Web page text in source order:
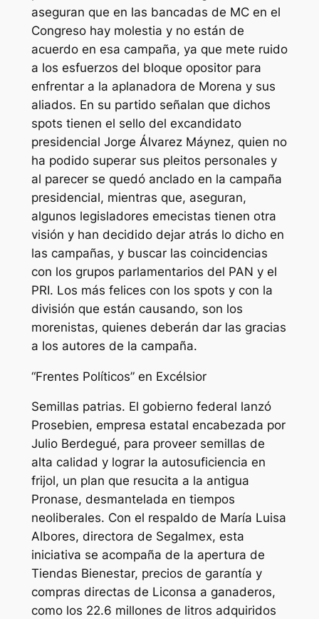
aseguran que en las bancadas de MC en el
Congreso hay molestia y no están de
acuerdo en esa campaña, ya que mete ruido
a los esfuerzos del bloque opositor para
enfrentar a la aplanadora de Morena y sus
aliados. En su partido señalan que dichos
spots tienen el sello del excandidato
presidencial Jorge Álvarez Máynez, quien no
ha podido superar sus pleitos personales y
al parecer se quedó anclado en la campaña
presidencial, mientras que, aseguran,
algunos legisladores emecistas tienen otra
visión y han decidido dejar atrás lo dicho en
las campañas, y buscar las coincidencias
con los grupos parlamentarios del PAN y el
PRI. Los más felices con los spots y con la
división que están causando, son los
morenistas, quienes deberán dar las gracias
a los autores de la campaña.
“Frentes Políticos” en Excélsior
Semillas patrias. El gobierno federal lanzó
Prosebien, empresa estatal encabezada por
Julio Berdegué, para proveer semillas de
alta calidad y lograr la autosuficiencia en
frijol, un plan que resucita a la antigua
Pronase, desmantelada en tiempos
neoliberales. Con el respaldo de María Luisa
Albores, directora de Segalmex, esta
iniciativa se acompaña de la apertura de
Tiendas Bienestar, precios de garantía y
compras directas de Liconsa a ganaderos,
como los 22.6 millones de litros adquiridos